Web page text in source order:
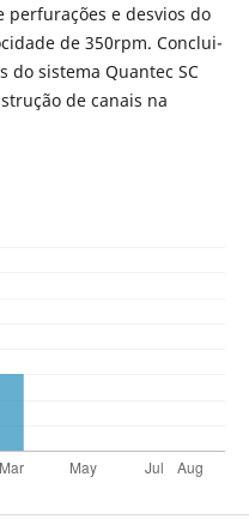
perfurações e desvios do
de 350rpm. Conclui-
do sistema Quantec SC
de canais na